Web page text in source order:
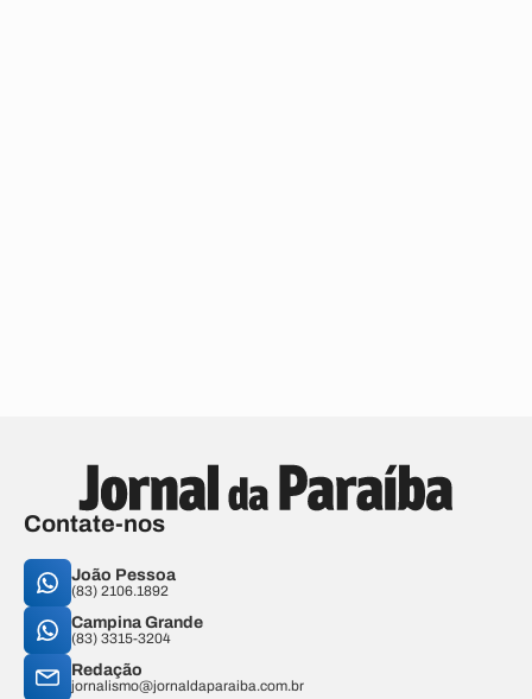
Contate-nos
João Pessoa
(83) 2106.1892
Campina Grande
(83) 3315-3204
Redação
jornalismo@jornaldaparaiba.com.br